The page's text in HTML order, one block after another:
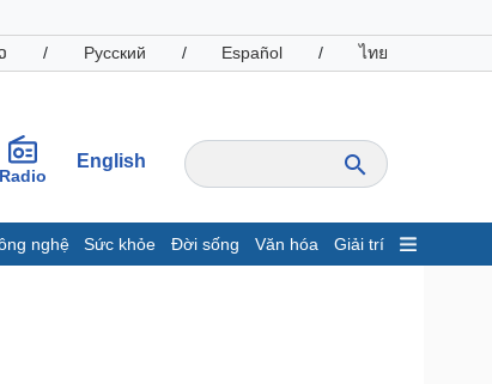
/ Русский / Español / ไทย
Radio
English
nghệ Sức khỏe Đời sống Văn hóa Giải trí